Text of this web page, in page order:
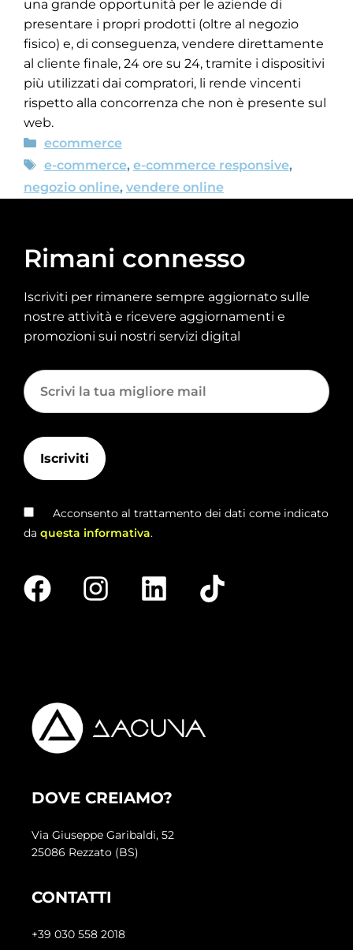
una grande opportunità per le aziende di
presentare i propri prodotti (oltre al negozio
fisico) e, di conseguenza, vendere direttamente
al cliente finale, 24 ore su 24, tramite i dispositivi
più utilizzati dai compratori, li rende vincenti
rispetto alla concorrenza che non è presente sul
web.
ecommerce
e-commerce, e-commerce responsive,
negozio online, vendere online
Rimani connesso
Iscriviti per rimanere sempre aggiornato sulle
nostre attività e ricevere aggiornamenti e
promozioni sui nostri servizi digital
Acconsento al trattamento dei dati come indicato
da questa informativa.
DOVE CREIAMO?
Via Giuseppe Garibaldi, 52
25086 Rezzato (BS)
CONTATTI
+39 030 558 2018